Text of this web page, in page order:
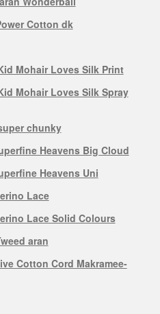
Cotton dk
Mohair Loves Silk Print
Mohair Loves Silk Spray
chunky
Heavens Big Cloud
Heavens Uni
Lace
Lace Solid Colours
aran
Cotton Cord Makramee-